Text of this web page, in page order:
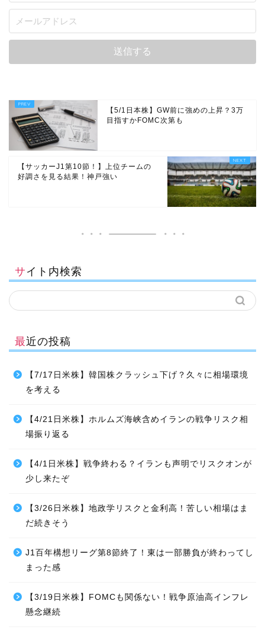
【5/1日本株】GW前に強めの上昇？3万
目指すかFOMC次第も
【サッカーJ1第10節！】上位チームの
好調さを見る結果！神戸強い
サイト内検索
最近の投稿
【7/17日米株】韓国株クラッシュ下げ？久々に相場環境
を考える
【4/21日米株】ホルムズ海峡含めイランの戦争リスク相
場振り返る
【4/1日米株】戦争終わる？イランも声明でリスクオンが
少し来たぞ
【3/26日米株】地政学リスクと金利高！苦しい相場はま
だ続きそう
J1百年構想リーグ第8節終了！東は一部勝負が終わってし
まった感
【3/19日米株】FOMCも関係ない！戦争原油高インフレ
懸念継続